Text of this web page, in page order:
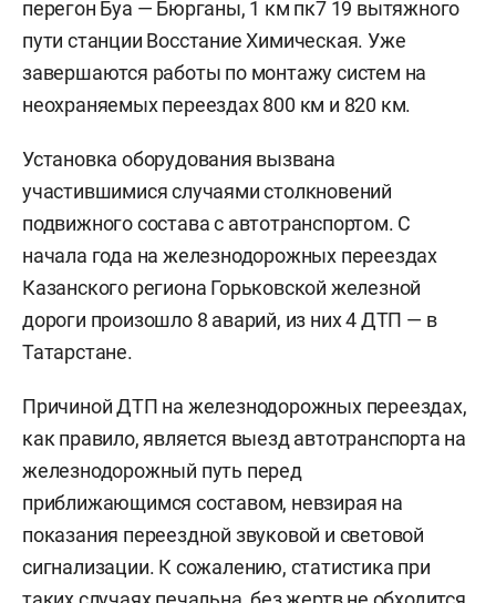
перегон Буа — Бюрганы, 1 км пк7 19 вытяжного
пути станции Восстание Химическая. Уже
завершаются работы по монтажу систем на
неохраняемых переездах 800 км и 820 км.
Установка оборудования вызвана
участившимися случаями столкновений
подвижного состава с автотранспортом. С
начала года на железнодорожных переездах
Казанского региона Горьковской железной
дороги произошло 8 аварий, из них 4 ДТП — в
Татарстане.
Причиной ДТП на железнодорожных переездах,
как правило, является выезд автотранспорта на
железнодорожный путь перед
приближающимся составом, невзирая на
показания переездной звуковой и световой
сигнализации. К сожалению, статистика при